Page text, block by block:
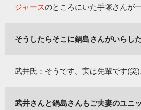
ジャースのところにいた手塚さんが
そうしたらそこに鍋島さんがいらし
武井氏：そうです。実は先輩です(笑)
武井さんと鍋島さんもご夫妻のユニ